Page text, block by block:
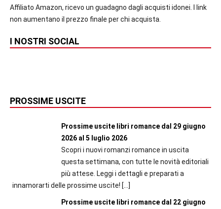
Affiliato Amazon, ricevo un guadagno dagli acquisti idonei. I link
non aumentano il prezzo finale per chi acquista.
I NOSTRI SOCIAL
PROSSIME USCITE
Prossime uscite libri romance dal 29 giugno
2026 al 5 luglio 2026
Scopri i nuovi romanzi romance in uscita
questa settimana, con tutte le novità editoriali
più attese. Leggi i dettagli e preparati a
innamorarti delle prossime uscite! […]
Prossime uscite libri romance dal 22 giugno